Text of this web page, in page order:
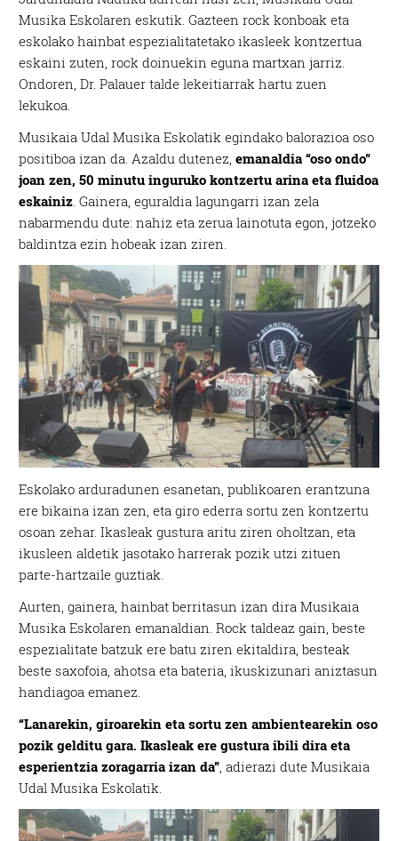
Musika Eskolaren eskutik. Gazteen rock konboak eta
eskolako hainbat espezialitatetako ikasleek kontzertua
eskaini zuten, rock doinuekin eguna martxan jarriz.
Ondoren, Dr. Palauer talde lekeitiarrak hartu zuen
lekukoa.
Musikaia Udal Musika Eskolatik egindako balorazioa oso
positiboa izan da. Azaldu dutenez,emanaldia “oso ondo”
joan zen, 50 minutu inguruko kontzertu arina eta fluidoa
eskainiz. Gainera, eguraldia lagungarri izan zela
nabarmendu dute: nahiz eta zerua lainotuta egon, jotzeko
baldintza ezin hobeak izan ziren.
Eskolako arduradunen esanetan, publikoaren erantzuna
ere bikaina izan zen, eta giro ederra sortu zen kontzertu
osoan zehar. Ikasleak gustura aritu ziren oholtzan, eta
ikusleen aldetik jasotako harrerak pozik utzi zituen
parte-hartzaile guztiak.
Aurten, gainera, hainbat berritasun izan dira Musikaia
Musika Eskolaren emanaldian. Rock taldeaz gain, beste
espezialitate batzuk ere batu ziren ekitaldira, besteak
beste saxofoia, ahotsa eta bateria, ikuskizunari aniztasun
handiagoa emanez.
“Lanarekin, giroarekin eta sortu zen ambientearekin oso
pozik gelditu gara. Ikasleak ere gustura ibili dira eta
esperientzia zoragarria izan da” , adierazi dute Musikaia
Udal Musika Eskolatik.